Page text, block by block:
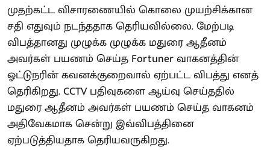
முதற்கட்ட விசாரணையில் கொலை முயற்சிக்கான
சதி எதுவும் நடந்ததாக தெரியவில்லை. மேற்படி
விபத்தானது முழுக்க முழுக்க மதுரை ஆதீனம்
அவர்கள் பயணம் செய்த Fortuner வாகனத்தின்
ஓட்டுநரின் கவனக்குறைவால் ஏற்பட்ட விபத்து எனத்
தெரிகிறது. CCTV பதிவுகளை ஆய்வு செய்ததில்
மதுரை ஆதீனம் அவர்கள் பயணம் செய்த வாகனம்
அதிவேகமாக சென்று இவ்விபத்தினை
ஏற்படுத்தியதாக தெரியவருகிறது.